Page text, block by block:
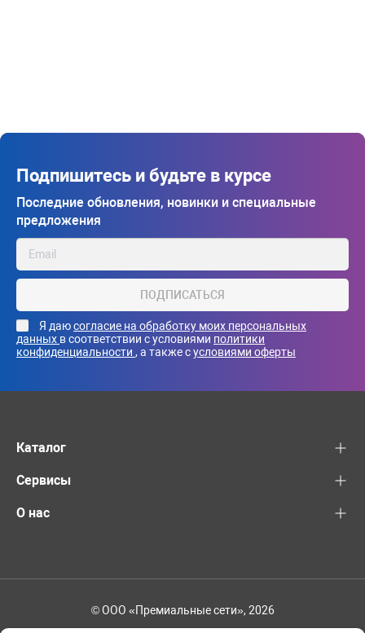
Подпишитесь и будьте в курсе
Последние обновления, новинки и специальные
предложения
ПОДПИСАТЬСЯ
Я даюсогласие на обработку моих персональных
данных в соответствии с условиями политики
конфиденциальности , а также сусловиями оферты
Каталог
Сервисы
О нас
© ООО «Премиальные сети», 2026